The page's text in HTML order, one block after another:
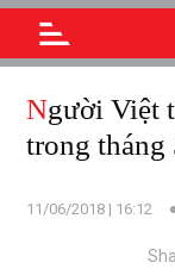
Người Việt tiêu thụ hơn 23.000 xe ôtô
trong tháng
11/06/2018 | 16:12